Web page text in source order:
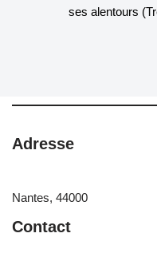
ses alentours
Adresse
Nantes, 44000
Contact